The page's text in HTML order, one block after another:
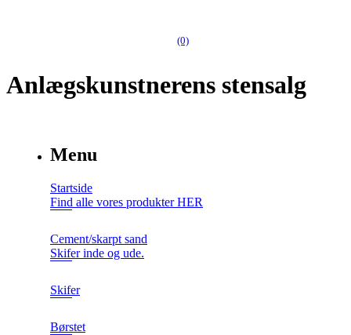
(0)
Anlægskunstnerens stensalg
Menu
Startside
Find alle vores produkter HER
Cement/skarpt sand
Skifer inde og ude.
Skifer
Børstet